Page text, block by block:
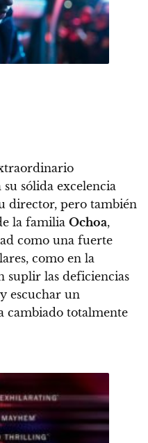
sólida excelencia
director, pero también
la familia Ochoa,
como una fuerte
como en la
suplir las deficiencias
escuchar un
cambiado totalmente